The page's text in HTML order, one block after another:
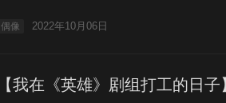
偶像 2022年10月06日
【我在《英雄》剧组打工的日子